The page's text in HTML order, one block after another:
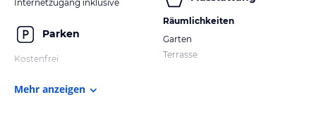
Internetzugang inklusive
Parken
Kostenfrei
Räumlichkeiten
Garten
Terrasse
Mehr anzeigen